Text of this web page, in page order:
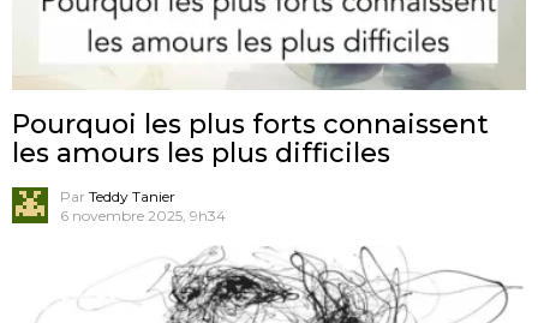
Pourquoi les plus forts connaissent
les amours les plus difficiles
Par Teddy Tanier
6 novembre 2025, 9h34